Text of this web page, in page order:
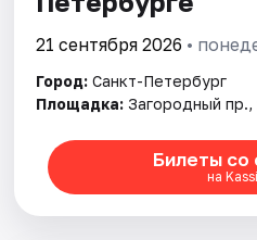
21 сентября 2026 •
Город: Санкт-Петербург
Площадка: Загородный пр.,
Билеты со
на